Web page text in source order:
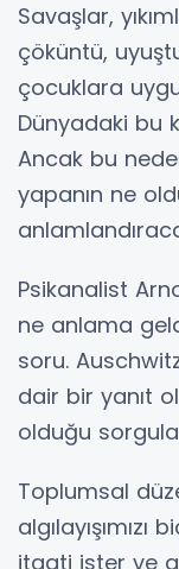
Savaşlar,
çöküntü,
çocuklara
Dünyadaki bu
Ancak bu
yapanın ne
Psikanalist
ne anlama
soru.
dair bir yanıt
olduğu
Toplumsal
itaati ister ve